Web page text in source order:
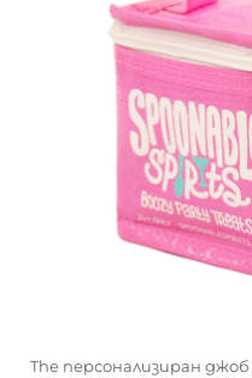
The персонализиран джоб